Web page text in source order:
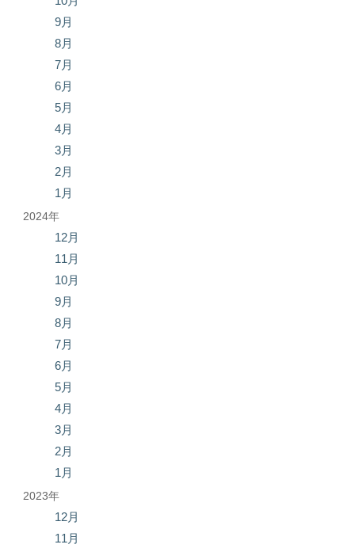
9月
8月
7月
6月
5月
4月
3月
2月
1月
2024年
12月
11月
10月
9月
8月
7月
6月
5月
4月
3月
2月
1月
2023年
12月
11月